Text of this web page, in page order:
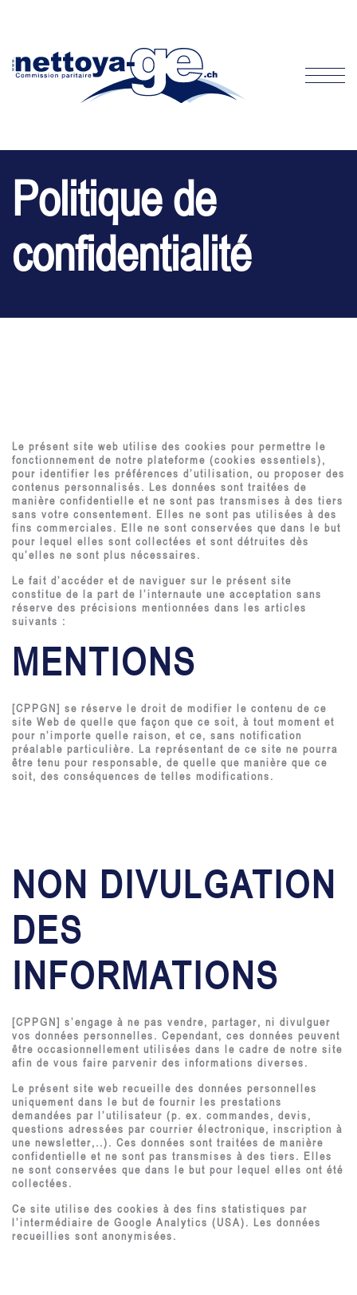
Politique de
confidentialité
Le présent site web utilise des cookies pour permettre le
fonctionnement de notre plateforme (cookies essentiels),
pour identifier les préférences d’utilisation, ou proposer des
contenus personnalisés. Les données sont traitées de
manière confidentielle et ne sont pas transmises à des tiers
sans votre consentement. Elles ne sont pas utilisées à des
fins commerciales. Elle ne sont conservées que dans le but
pour lequel elles sont collectées et sont détruites dès
qu’elles ne sont plus nécessaires.
Le fait d’accéder et de naviguer sur le présent site
constitue de la part de l’internaute une acceptation sans
réserve des précisions mentionnées dans les articles
suivants :
MENTIONS
[CPPGN] se réserve le droit de modifier le contenu de ce
site Web de quelle que façon que ce soit, à tout moment et
pour n’importe quelle raison, et ce, sans notification
préalable particulière. La représentant de ce site ne pourra
être tenu pour responsable, de quelle que manière que ce
soit, des conséquences de telles modifications.
NON DIVULGATION
DES
INFORMATIONS
[CPPGN] s’engage à ne pas vendre, partager, ni divulguer
vos données personnelles. Cependant, ces données peuvent
être occasionnellement utilisées dans le cadre de notre site
afin de vous faire parvenir des informations diverses.
Le présent site web recueille des données personnelles
uniquement dans le but de fournir les prestations
demandées par l’utilisateur (p. ex. commandes, devis,
questions adressées par courrier électronique, inscription à
une newsletter,..). Ces données sont traitées de manière
confidentielle et ne sont pas transmises à des tiers. Elles
ne sont conservées que dans le but pour lequel elles ont été
collectées.
Ce site utilise des cookies à des fins statistiques par
l’intermédiaire de Google Analytics (USA). Les données
recueillies sont anonymisées.